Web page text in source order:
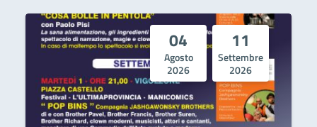
04
Agosto
2026
11
Settembre
2026